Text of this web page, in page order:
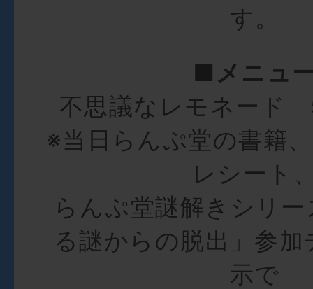
す。
■メニュ
不思議なレモネード
※当日らんぷ堂の書籍
レシート
らんぷ堂謎解きシリ
る謎からの脱出」参
示で